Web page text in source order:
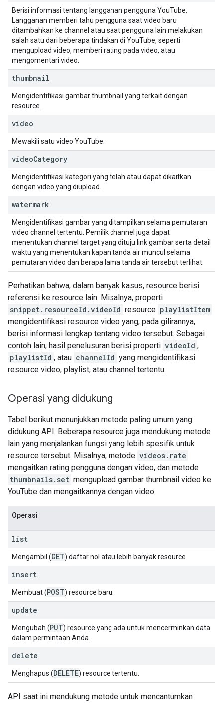
Berisi informasi tentang langganan pengguna YouTube.
Langganan memberi tahu pengguna saat video baru
ditambahkan ke channel atau saat pengguna lain melakukan
salah satu dari beberapa tindakan di YouTube, seperti
mengupload video, memberi rating pada video, atau
mengomentari video.
thumbnail
Mengidentifikasi gambar thumbnail yang terkait dengan
resource.
video
Mewakili satu video YouTube.
videoCategory
Mengidentifikasi kategori yang telah atau dapat dikaitkan
dengan video yang diupload.
watermark
Mengidentifikasi gambar yang ditampilkan selama pemutaran
video channel tertentu. Pemilik channel juga dapat
menentukan channel target yang dituju link gambar serta detail
waktu yang menentukan kapan tanda air muncul selama
pemutaran video dan berapa lama tanda air tersebut terlihat.
Perhatikan bahwa, dalam banyak kasus, resource berisi
referensi ke resource lain. Misalnya, properti
snippet.resourceId.videoId resource playlistItem
mengidentifikasi resource video yang, pada gilirannya,
berisi informasi lengkap tentang video tersebut. Sebagai
contoh lain, hasil penelusuran berisi properti videoId ,
playlistId , atau channelId yang mengidentifikasi
resource video, playlist, atau channel tertentu.
Operasi yang didukung
Tabel berikut menunjukkan metode paling umum yang
didukung API. Beberapa resource juga mendukung metode
lain yang menjalankan fungsi yang lebih spesifik untuk
resource tersebut. Misalnya, metode videos.rate
mengaitkan rating pengguna dengan video, dan metode
thumbnails.set mengupload gambar thumbnail video ke
YouTube dan mengaitkannya dengan video.
Operasi
list
Mengambil (GET) daftar nol atau lebih banyak resource.
insert
Membuat (POST) resource baru.
update
Mengubah (PUT) resource yang ada untuk mencerminkan data
dalam permintaan Anda.
delete
Menghapus (DELETE) resource tertentu.
API saat ini mendukung metode untuk mencantumkan